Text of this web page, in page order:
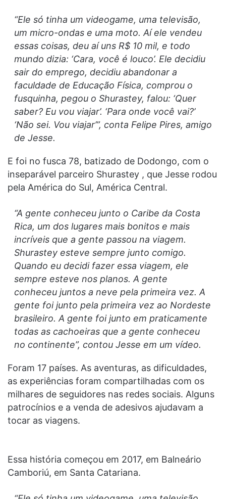
“Ele só tinha um videogame, uma televisão,
um micro-ondas e uma moto. Aí ele vendeu
essas coisas, deu aí uns R$ 10 mil, e todo
mundo dizia: ‘Cara, você é louco’. Ele decidiu
sair do emprego, decidiu abandonar a
faculdade de Educação Física, comprou o
fusquinha, pegou o Shurastey, falou: ‘Quer
saber? Eu vou viajar’. ‘Para onde você vai?’
‘Não sei. Vou viajar’”, conta Felipe Pires, amigo
de Jesse.
E foi no fusca 78, batizado de Dodongo, com o
inseparável parceiro Shurastey , que Jesse rodou
pela América do Sul, América Central.
“A gente conheceu junto o Caribe da Costa
Rica, um dos lugares mais bonitos e mais
incríveis que a gente passou na viagem.
Shurastey esteve sempre junto comigo.
Quando eu decidi fazer essa viagem, ele
sempre esteve nos planos. A gente
conheceu juntos a neve pela primeira vez. A
gente foi junto pela primeira vez ao Nordeste
brasileiro. A gente foi junto em praticamente
todas as cachoeiras que a gente conheceu
no continente”, contou Jesse em um vídeo.
Foram 17 países. As aventuras, as dificuldades,
as experiências foram compartilhadas com os
milhares de seguidores nas redes sociais. Alguns
patrocínios e a venda de adesivos ajudavam a
tocar as viagens.
Essa história começou em 2017, em Balneário
Camboriú, em Santa Catariana.